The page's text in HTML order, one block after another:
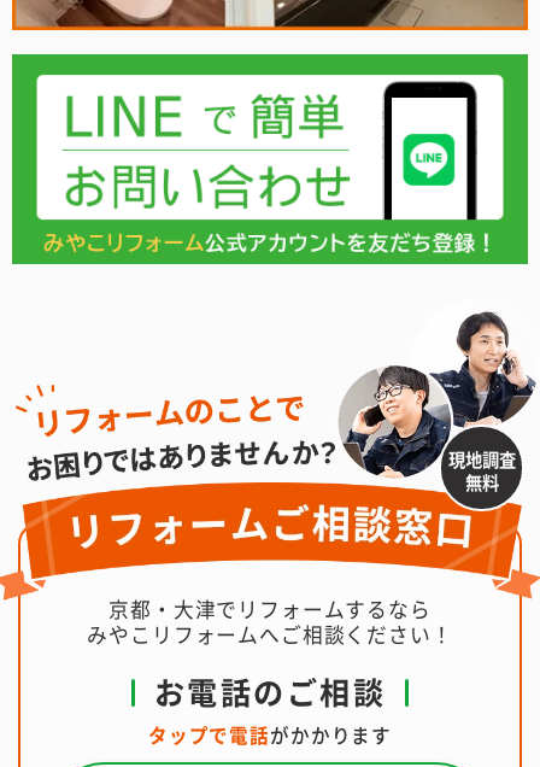
現地調査
無料
京都・大津でリフォームするなら
みやこリフォームへご相談ください！
お電話のご相談
タップで電話がかかります